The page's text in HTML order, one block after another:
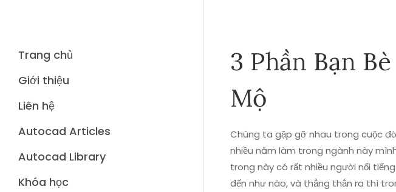
Trang chủ
Giới thiệu
Liên hệ
Autocad Articles
Autocad Library
Khóa học
3 Phần Bạn
Mộ
Chúng ta gặp gỡ nhau trong cuộc
nhiều năm làm trong ngành này
trong này có rất nhiều người nổi
đến như nào, và thẳng thắn ra thì